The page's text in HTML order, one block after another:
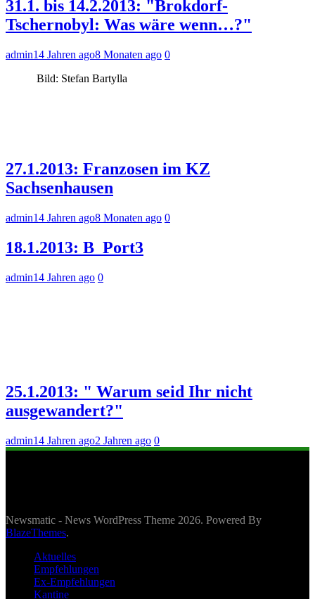
31.1. bis 14.2.2013: "Brokdorf-
Tschernobyl: Was wäre wenn…?"
admin14 Jahren ago8 Monaten ago 0
Bild: Stefan Bartylla
27.1.2013: Franzosen im KZ
Sachsenhausen
admin14 Jahren ago8 Monaten ago 0
18.1.2013: B_Port3
admin14 Jahren ago 0
25.1.2013: " Warum seid Ihr nicht
ausgewandert?"
admin14 Jahren ago2 Jahren ago 0
Newsmatic - News WordPress Theme 2026. Powered By
BlazeThemes.
Aktuelles
Empfehlungen
Ex-Empfehlungen
Kantine